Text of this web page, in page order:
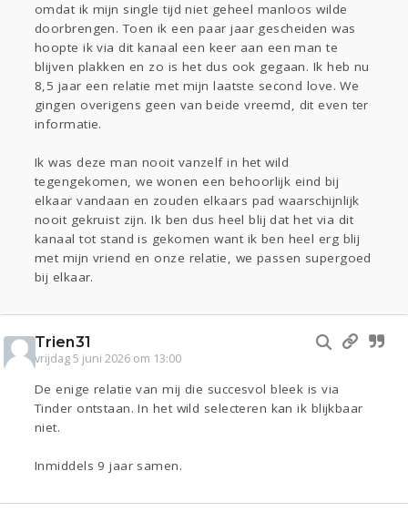
omdat ik mijn single tijd niet geheel manloos wilde
doorbrengen. Toen ik een paar jaar gescheiden was
hoopte ik via dit kanaal een keer aan een man te
blijven plakken en zo is het dus ook gegaan. Ik heb nu
8,5 jaar een relatie met mijn laatste second love. We
gingen overigens geen van beide vreemd, dit even ter
informatie.
Ik was deze man nooit vanzelf in het wild
tegengekomen, we wonen een behoorlijk eind bij
elkaar vandaan en zouden elkaars pad waarschijnlijk
nooit gekruist zijn. Ik ben dus heel blij dat het via dit
kanaal tot stand is gekomen want ik ben heel erg blij
met mijn vriend en onze relatie, we passen supergoed
bij elkaar.
Trien31
vrijdag 5 juni 2026 om 13:00
De enige relatie van mij die succesvol bleek is via
Tinder ontstaan. In het wild selecteren kan ik blijkbaar
niet.
Inmiddels 9 jaar samen.